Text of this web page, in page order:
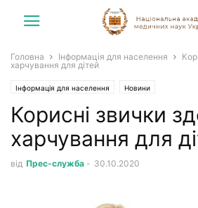
Головна Інформація для населення
харчування для дітей
Інформація для населення Новини
Корисні звички
харчування для
від Прес-служба - 30.10.2020